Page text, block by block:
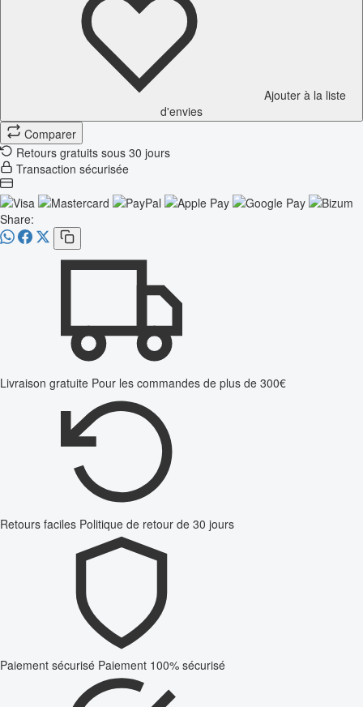
Ajouter à la liste
d'envies
Comparer
Retours gratuits sous 30 jours
Transaction sécurisée
Share:
Livraison gratuite Pour les commandes de plus de 300€
Retours faciles Politique de retour de 30 jours
Paiement sécurisé Paiement 100% sécurisé